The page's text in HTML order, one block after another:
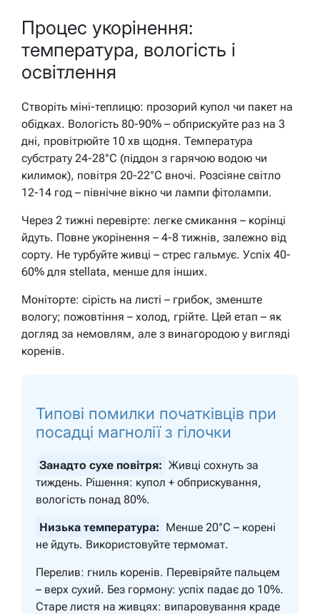
Процес укорінення:
температура, вологість і
освітлення
Створіть міні-теплицю: прозорий купол чи пакет на
обідках. Вологість 80-90% – обприскуйте раз на 3
дні, провітрюйте 10 хв щодня. Температура
субстрату 24-28°C (піддон з гарячою водою чи
килимок), повітря 20-22°C вночі. Розсіяне світло
12-14 год – північне вікно чи лампи фітолампи.
Через 2 тижні перевірте: легке смикання – корінці
йдуть. Повне укорінення – 4-8 тижнів, залежно від
сорту. Не турбуйте живці – стрес гальмує. Успіх 40-
60% для stellata, менше для інших.
Моніторте: сірість на листі – грибок, зменште
вологу; пожовтіння – холод, грійте. Цей етап – як
догляд за немовлям, але з винагородою у вигляді
коренів.
Типові помилки початківців при
посадці магнолії з гілочки
Занадто сухе повітря: Живці сохнуть за
тиждень. Рішення: купол + обприскування,
вологість понад 80%.
Низька температура: Менше 20°C – корені
не йдуть. Використовуйте термомат.
Перелив: гниль коренів. Перевіряйте пальцем
– верх сухий. Без гормону: успіх падає до 10%.
Старе листя на живцях: випаровування краде